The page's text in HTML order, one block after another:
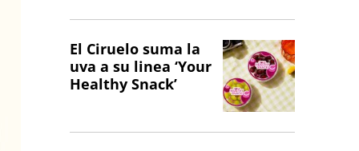
El Ciruelo suma la
uva a su linea ‘Your
Healthy Snack’